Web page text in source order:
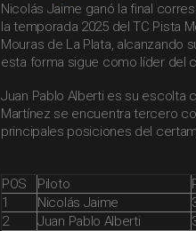
Nicolás Jaime ganó la final
la temporada 2025 del TC Pista
Mouras de La Plata, alcanzando
esta forma sigue como líder del
Juan Pablo Alberti es su escolta
Martínez se encuentra tercero
principales posiciones del
POS Piloto
1
Nicolás Jaime
2
Juan Pablo Alberti